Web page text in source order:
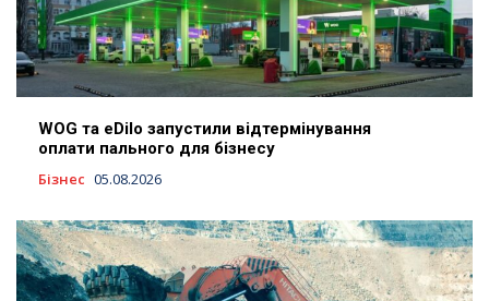
WOG та eDilo запустили відтермінування
оплати пального для бізнесу
Бізнес 05.08.2026